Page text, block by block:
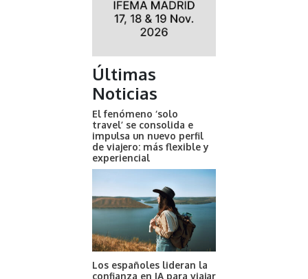
Últimas
Noticias
El fenómeno ‘solo
travel’ se consolida e
impulsa un nuevo perfil
de viajero: más flexible y
experiencial
Los españoles lideran la
confianza en IA para viajar